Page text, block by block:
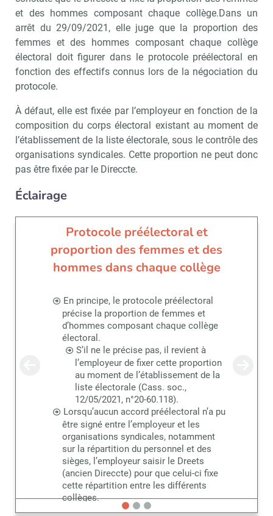
et des hommes composant chaque collège.Dans un
arrêt du 29/09/2021, elle juge que la proportion des
femmes et des hommes composant chaque collège
électoral doit figurer dans le protocole préélectoral en
fonction des effectifs connus lors de la négociation du
protocole.
À défaut, elle est fixée par l’employeur en fonction de la
composition du corps électoral existant au moment de
l’établissement de la liste électorale, sous le contrôle des
organisations syndicales. Cette proportion ne peut donc
pas être fixée par le Direccte.
Éclairage
Protocole préélectoral et
proportion des femmes et des
hommes dans chaque collège
En principe, le protocole préélectoral
précise la proportion de femmes et
d’hommes composant chaque collège
électoral.
S’il ne le précise pas, il revient à
l’employeur de fixer cette proportion
au moment de l’établissement de la
liste électorale (Cass. soc.,
12/05/2021, n°20-60.118).
Lorsqu’aucun accord préélectoral n’a pu
être signé entre l’employeur et les
organisations syndicales, notamment
sur la répartition du personnel et des
sièges, l’employeur saisir le Dreets
(ancien Direccte) pour que celui-ci fixe
cette répartition entre les différents
collèges.
Malgré cette saisine, l’employeur
Recevoir CSE MatinAbonnez-
Non merci, je reçois déjà
!
Je déciderai plus
tard